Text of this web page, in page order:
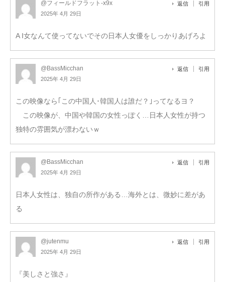
@フィールドフラット-x9x
2025年 4月 29日
返信 引用
A I女なんて使ってないでその日本人女優をしっかりあげろよ
@BassMicchan
2025年 4月 29日
返信 引用
この映像なら｢この中国人･韓国人は誰だ？｣ってなるヨ？
この映像が、中国や韓国の女性っぽく…日本人女性が持つ
独特の雰囲気が漂わないｗ
@BassMicchan
2025年 4月 29日
返信 引用
日本人女性は、独自の所作がある…海外とは、微妙に差があ
る
@jutenmu
2025年 4月 29日
返信 引用
『美しさと強さ』